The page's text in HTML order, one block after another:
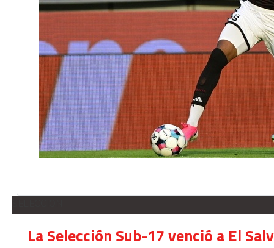
La Selección Sub-17 venció a El